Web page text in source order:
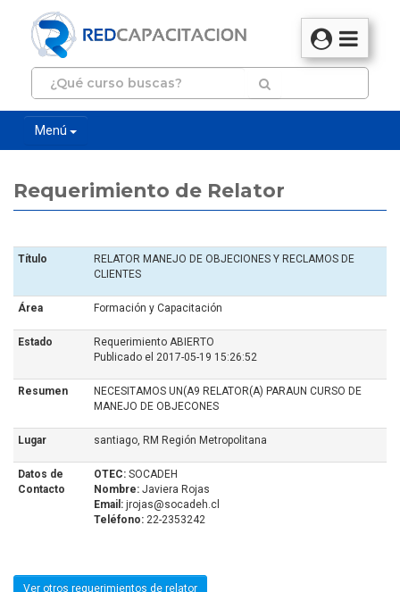
Menú
Requerimiento de Relator
Título
RELATOR MANEJO DE OBJECIONES Y RECLAMOS DE
CLIENTES
Área Formación y Capacitación
Estado
Requerimiento ABIERTO
Publicado el 2017-05-19 15:26:52
Resumen
NECESITAMOS UN(A9 RELATOR(A) PARAUN CURSO DE
MANEJO DE OBJECONES
Lugar santiago, RM Región Metropolitana
Datos de
Contacto
OTEC: SOCADEH
Nombre: Javiera Rojas
Email: jrojas@socadeh.cl
Teléfono: 22-2353242
Ver otros requerimientos de relator